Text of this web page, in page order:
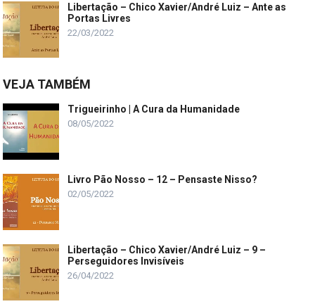
Libertação – Chico Xavier/André Luiz – Ante as
Portas Livres
22/03/2022
VEJA TAMBÉM
Trigueirinho | A Cura da Humanidade
08/05/2022
Livro Pão Nosso – 12 – Pensaste Nisso?
02/05/2022
Libertação – Chico Xavier/André Luiz – 9 –
Perseguidores Invisíveis
26/04/2022